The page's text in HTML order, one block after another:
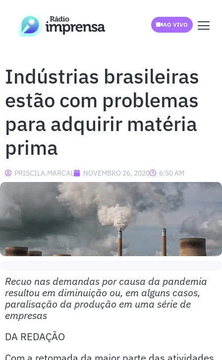
AO VIVO
Indústrias brasileiras
estão com problemas
para adquirir matéria
prima
PRISCILA.MARCAL NOVEMBRO 26, 2020 6:50 AM
Recuo nas demandas por causa da pandemia
resultou em diminuição ou, em alguns casos,
paralisação da produção em uma série de
empresas
DA REDAÇÃO